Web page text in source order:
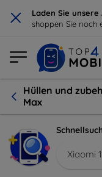
× Laden Sie
shoppen Sie noch
Hüllen und
Max
Xiaomi